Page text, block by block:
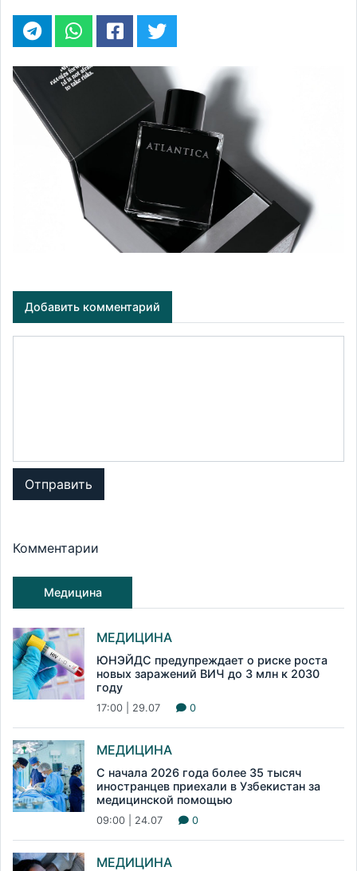
Добавить комментарий
Отправить
Комментарии
Медицина
МЕДИЦИНА
ЮНЭЙДС предупреждает о риске роста
новых заражений ВИЧ до 3 млн к 2030
году
17:00 | 29.07 0
МЕДИЦИНА
С начала 2026 года более 35 тысяч
иностранцев приехали в Узбекистан за
медицинской помощью
09:00 | 24.07 0
МЕДИЦИНА